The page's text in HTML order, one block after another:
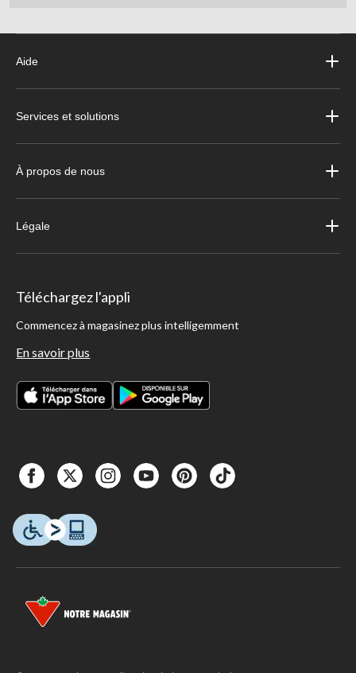
Aide
Services et solutions
À propos de nous
Légale
Téléchargez l'appli
Commencez à magasinez plus intelligemment
En savoir plus